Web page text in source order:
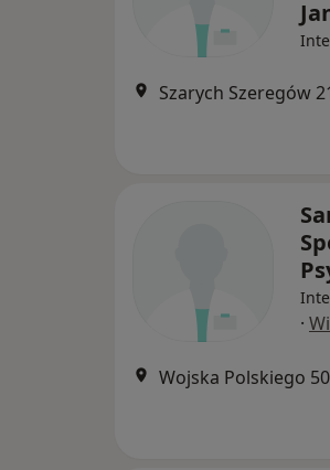
Szarych Szeregów
·
Wojska Polskiego